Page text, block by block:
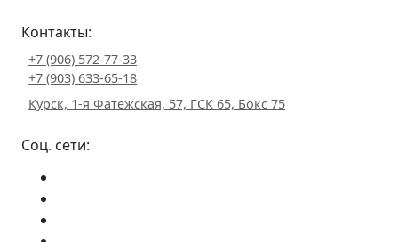
Контакты:
+7 (906) 572-77-33
+7 (903) 633-65-18
Курск, 1-я Фатежская, 57, ГСК 65, Бокс 75
Соц. сети: